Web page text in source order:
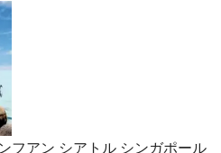
フアン シアトル シンガポール